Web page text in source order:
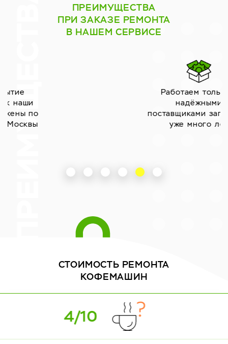
ПРЕИМУЩЕСТВА
ПРИ ЗАКАЗЕ РЕМОНТА
В НАШЕМ СЕРВИСЕ
поставщиками запчастей
СТОИМОСТЬ РЕМОНТА
КОФЕМАШИН